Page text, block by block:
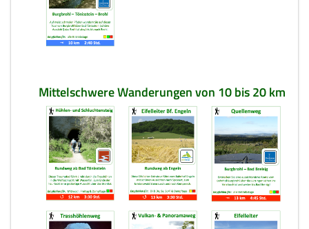
Mittelschwere Wanderungen von 10 bis 20 km